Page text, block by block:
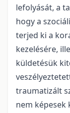
lefolyását, a
hogy a
terjed ki a
kezelésére,
küldetésük
traumatizált
nem képesek